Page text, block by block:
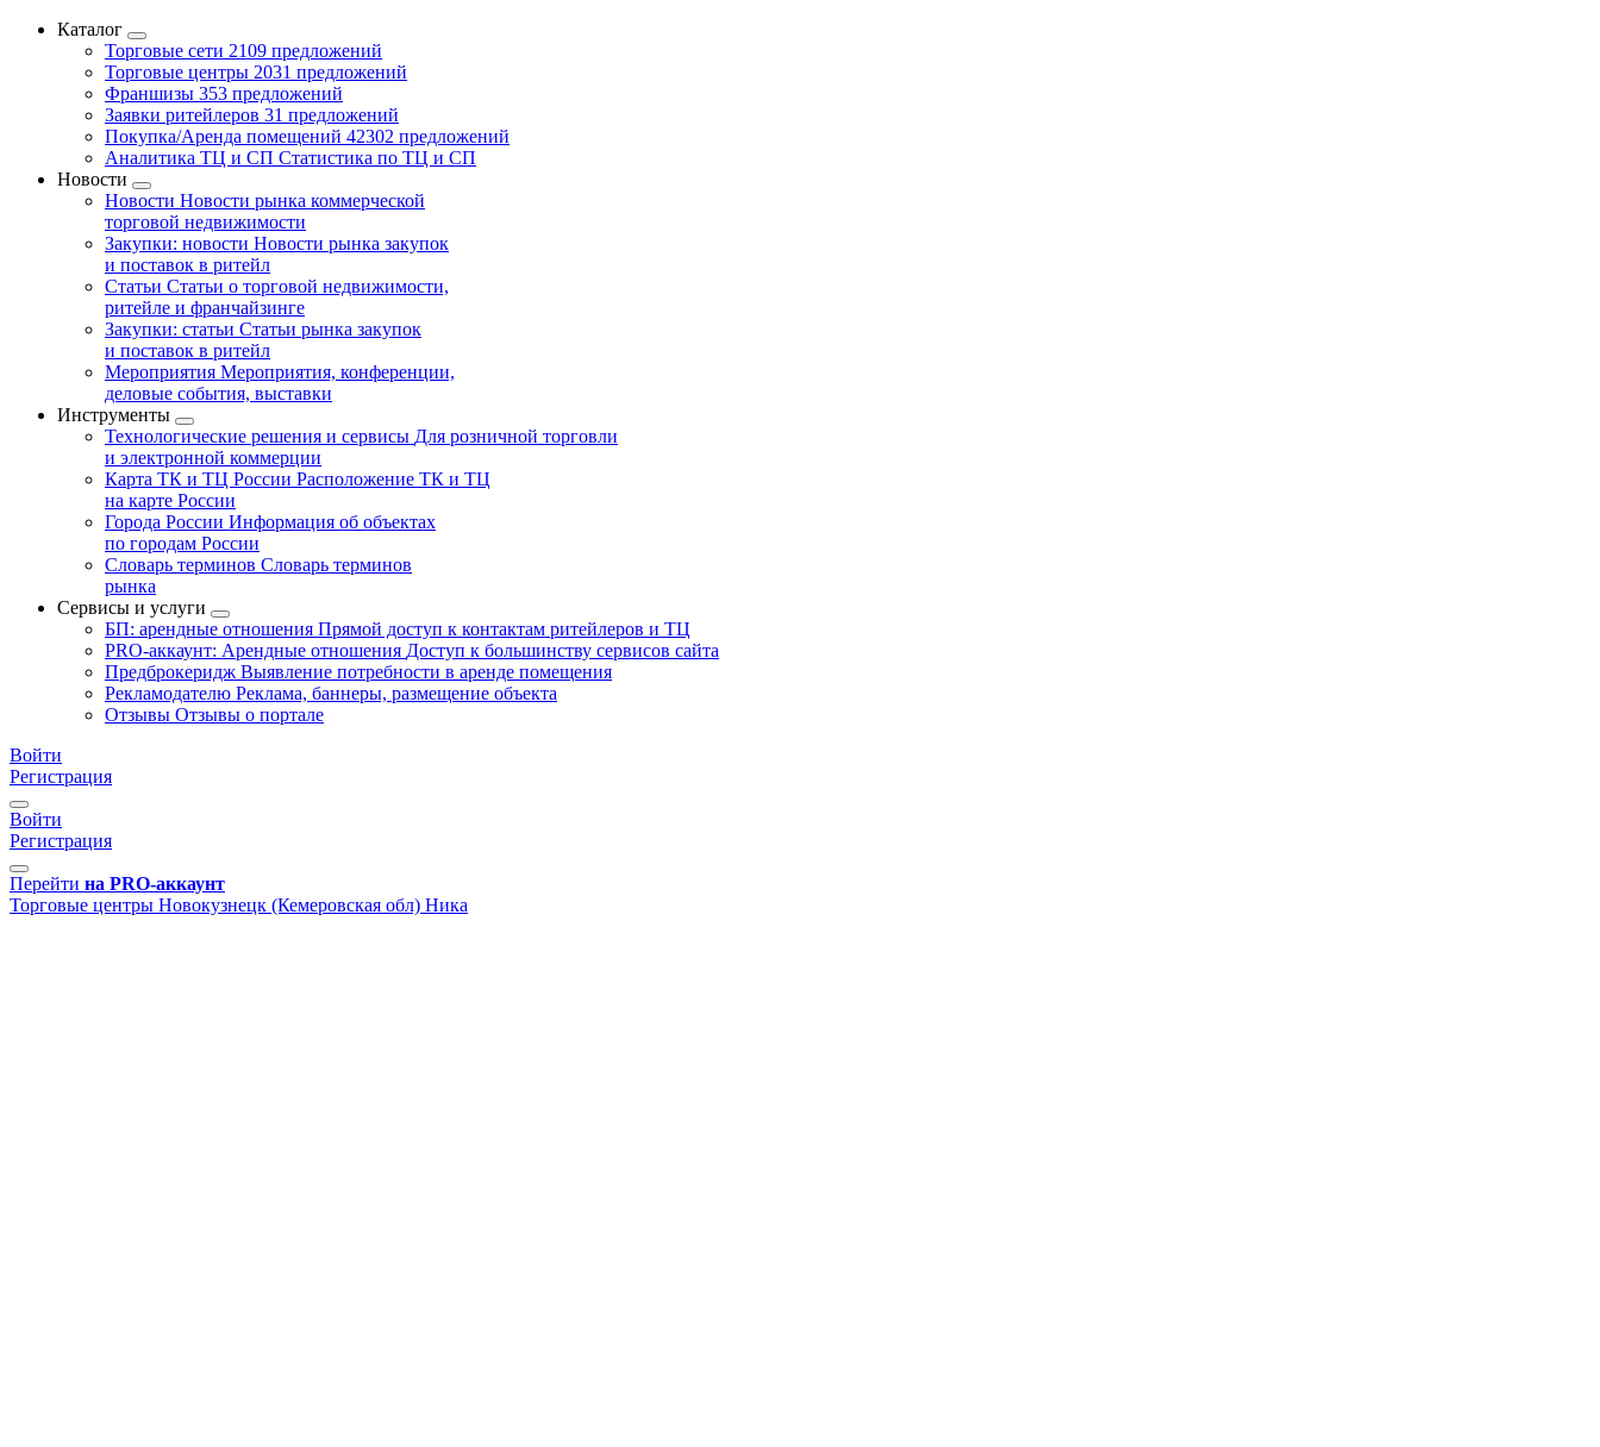
Каталог
Торговые сети 2109 предложений
Торговые центры 2031 предложений
Франшизы 353 предложений
Заявки ритейлеров 31 предложений
Покупка/Аренда помещений 42302 предложений
Аналитика ТЦ и СП Статистика по ТЦ и СП
Новости
Новости Новости рынка коммерческой
торговой недвижимости
Закупки: новости Новости рынка закупок
и поставок в ритейл
Статьи Статьи о торговой недвижимости,
ритейле и франчайзинге
Закупки: статьи Статьи рынка закупок
и поставок в ритейл
Мероприятия Мероприятия, конференции,
деловые события, выставки
Инструменты
Технологические решения и сервисы Для розничной торговли
и электронной коммерции
Карта ТК и ТЦ России Расположение ТК и ТЦ
на карте России
Города России Информация об объектах
по городам России
Словарь терминов Словарь терминов
рынка
Сервисы и услуги
БП: арендные отношения Прямой доступ к контактам ритейлеров и ТЦ
PRO-аккаунт: Арендные отношения Доступ к большинству сервисов сайта
Предброкеридж Выявление потребности в аренде помещения
Рекламодателю Реклама, баннеры, размещение объекта
Отзывы Отзывы о портале
Войти
Регистрация
Войти
Регистрация
Перейти на PRO-аккаунт
Торговые центры Новокузнецк (Кемеровская обл) Ника